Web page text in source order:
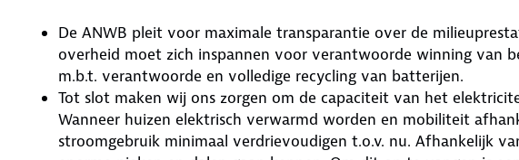
De ANWB pleit voor maximale transparantie over de
overheid moet zich inspannen voor verantwoorde winning van
m.b.t. verantwoorde en volledige recycling van batterijen.
Tot slot maken wij ons zorgen om de capaciteit van het
Wanneer huizen elektrisch verwarmd worden en mobiliteit
stroomgebruik minimaal verdrievoudigen t.o.v. nu. Afhankelijk